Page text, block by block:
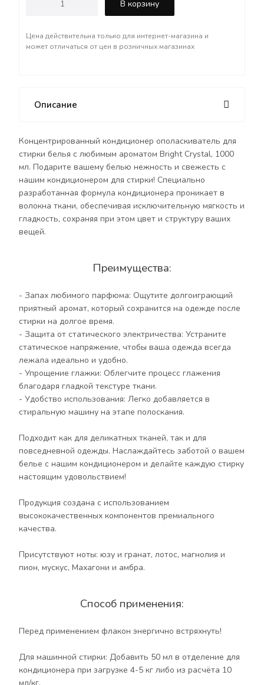
Преимущества:
- Запах любимого парфюма: Ощутите
Устраните статическое напряжение, чтобы ваша
глажения благодаря гладкой текстуре ткани.
- Удобство использования: Легко добавляется в
стиральную машину на этапе полоскания.
Подходит как для деликатных тканей, так и для
повседневной одежды. Наслаждайтесь заботой о
вашем белье с нашим кондиционером и делайте
каждую стирку настоящим удовольствием!
Продукция создана с использованием
высококачественных компонентов премиального
качества.
Присутствуют ноты: юзу и гранат, лотос, магнолия
и пион, мускус, Махагони и амбра.
Способ применения:
Перед применением флакон энергично
встряхнуть!
отделение для кондиционера при загрузке 4-5 кг
либо из расчёта 10 мл/кг.
Для ручной стирки: после основной стирки
воды при последнем полоскании.
Использовать только по назначению! Хранить в
продуктов, в недоступном для детей месте.
Избегать попадания средства в глаза. В случае
их чистой водой.
Мерный стаканчик в подарок!
В корзину
Цена действительна только для интернет-магазина и
может отличаться от цен в розничных магазинах
Описание
Концентрированный кондиционер ополаскиватель для
стирки белья с любимым ароматом Bright Crystal, 1000
мл. Подарите вашему белью нежность и свежесть с
нашим кондиционером для стирки! Специально
разработанная формула кондиционера проникает в
волокна ткани, обеспечивая исключительную мягкость и
гладкость, сохраняя при этом цвет и структуру ваших
вещей.
Преимущества:
- Запах любимого парфюма: Ощутите долгоиграющий
приятный аромат, который сохранится на одежде после
стирки на долгое время.
- Защита от статического электричества: Устраните
статическое напряжение, чтобы ваша одежда всегда
лежала идеально и удобно.
- Упрощение глажки: Облегчите процесс глажения
благодаря гладкой текстуре ткани.
- Удобство использования: Легко добавляется в
стиральную машину на этапе полоскания.
Подходит как для деликатных тканей, так и для
повседневной одежды. Наслаждайтесь заботой о вашем
белье с нашим кондиционером и делайте каждую стирку
настоящим удовольствием!
Продукция создана с использованием
высококачественных компонентов премиального
качества.
Присутствуют ноты: юзу и гранат, лотос, магнолия и
пион, мускус, Махагони и амбра.
Способ применения:
Перед применением флакон энергично встряхнуть!
Для машинной стирки: Добавить 50 мл в отделение для
кондиционера при загрузке 4-5 кг либо из расчёта 10